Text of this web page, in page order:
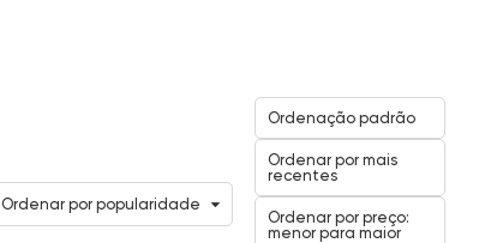
Ordenar por popularidade
Ordenação padrão
Ordenar por mais
recentes
Ordenar por preço:
menor para maior